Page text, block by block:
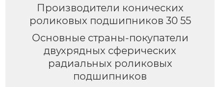
Производители конических
роликовых подшипников 30 55
Основные страны-покупатели
двухрядных сферических
радиальных роликовых
подшипников